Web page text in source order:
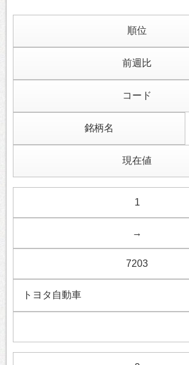
順位
前週比
コード
銘柄名
現在値
1
→
7203
トヨタ自動車